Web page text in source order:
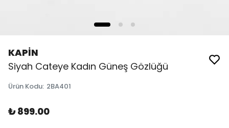
KAPİN
Siyah Cateye Kadın Güneş Gözlüğü
Ürün Kodu: 2BA401
₺ 899.00